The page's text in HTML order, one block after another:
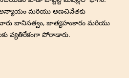
మరియు అణచివేతకు
బానిసత్వం, జాత్యహంకారం మరియు
వ్యతిరేకంగా పోరాడారు.